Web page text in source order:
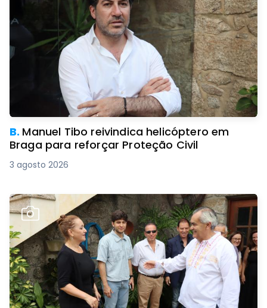
B. Manuel Tibo reivindica helicóptero em
Braga para reforçar Proteção Civil
3 agosto 2026